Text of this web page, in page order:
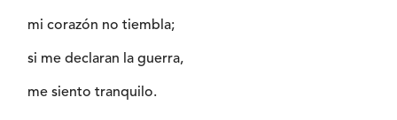
mi corazón no tiembla;
si me declaran la guerra,
me siento tranquilo.